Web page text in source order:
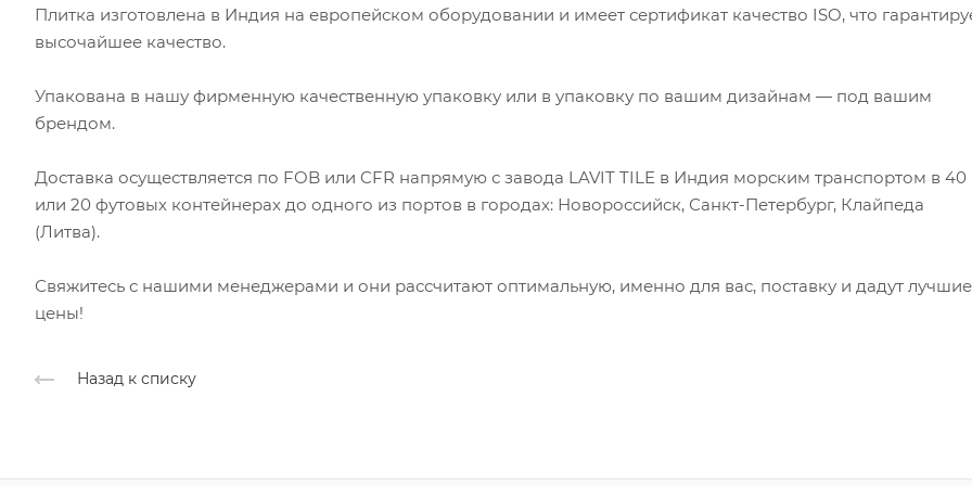
Плитка изготовлена в Индия на европейском оборудовании и имеет сертификат качество ISO, что
высочайшее качество.
Упакована в нашу фирменную качественную упаковку или в упаковку по вашим дизайнам — под вашим
брендом.
Доставка осуществляется по FOB или CFR напрямую с завода LAVIT TILE в Индия морским транспортом в 40
или 20 футовых контейнерах до одного из портов в городах: Новороссийск, Санкт-Петербург, Клайпеда
(Литва).
Свяжитесь с нашими менеджерами и они рассчитают оптимальную, именно для вас, поставку и дадут лучшие
цены!
Назад к списку